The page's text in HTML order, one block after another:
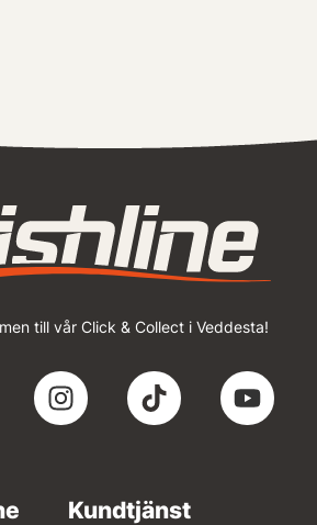
till vår Click & Collect i Veddesta!
Kundtjänst